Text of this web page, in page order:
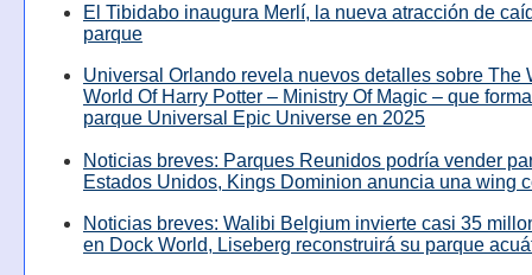
El Tibidabo inaugura Merlí, la nueva atracción de
parque
Universal Orlando revela nuevos detalles sobre The
World Of Harry Potter – Ministry Of Magic – que
parque Universal Epic Universe en 2025
Noticias breves: Parques Reunidos podría vender
Estados Unidos, Kings Dominion anuncia una wing
Noticias breves: Walibi Belgium invierte casi 35
en Dock World, Liseberg reconstruirá su parque